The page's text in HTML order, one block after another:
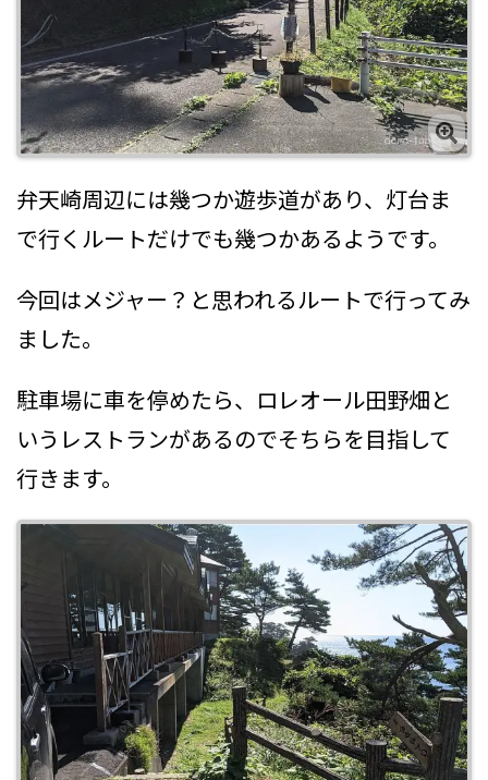
弁天崎周辺には幾つか遊歩道があり、灯台ま
で行くルートだけでも幾つかあるようです。
今回はメジャー？と思われるルートで行ってみ
ました。
駐車場に車を停めたら、ロレオール田野畑と
いうレストランがあるのでそちらを目指して
行きます。